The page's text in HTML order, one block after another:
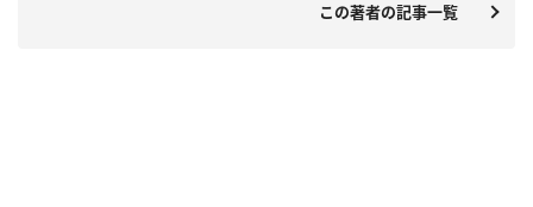
この著者の記事一覧